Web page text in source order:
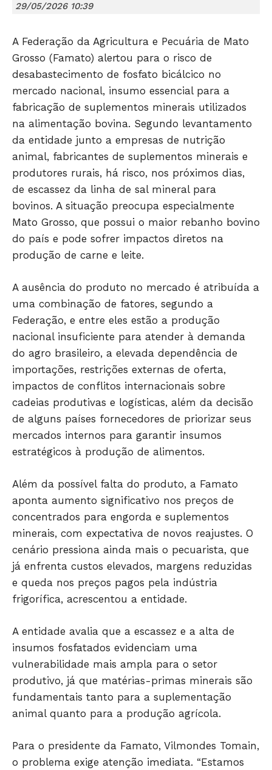
29/05/2026 10:39
A Federação da Agricultura e Pecuária de Mato
Grosso (Famato) alertou para o risco de
desabastecimento de fosfato bicálcico no
mercado nacional, insumo essencial para a
fabricação de suplementos minerais utilizados
na alimentação bovina. Segundo levantamento
da entidade junto a empresas de nutrição
animal, fabricantes de suplementos minerais e
produtores rurais, há risco, nos próximos dias,
de escassez da linha de sal mineral para
bovinos. A situação preocupa especialmente
Mato Grosso, que possui o maior rebanho bovino
do país e pode sofrer impactos diretos na
produção de carne e leite.
A ausência do produto no mercado é atribuída a
uma combinação de fatores, segundo a
Federação, e entre eles estão a produção
nacional insuficiente para atender à demanda
do agro brasileiro, a elevada dependência de
importações, restrições externas de oferta,
impactos de conflitos internacionais sobre
cadeias produtivas e logísticas, além da decisão
de alguns países fornecedores de priorizar seus
mercados internos para garantir insumos
estratégicos à produção de alimentos.
Além da possível falta do produto, a Famato
aponta aumento significativo nos preços de
concentrados para engorda e suplementos
minerais, com expectativa de novos reajustes. O
cenário pressiona ainda mais o pecuarista, que
já enfrenta custos elevados, margens reduzidas
e queda nos preços pagos pela indústria
frigorífica, acrescentou a entidade.
A entidade avalia que a escassez e a alta de
insumos fosfatados evidenciam uma
vulnerabilidade mais ampla para o setor
produtivo, já que matérias-primas minerais são
fundamentais tanto para a suplementação
animal quanto para a produção agrícola.
Para o presidente da Famato, Vilmondes Tomain,
o problema exige atenção imediata. “Estamos